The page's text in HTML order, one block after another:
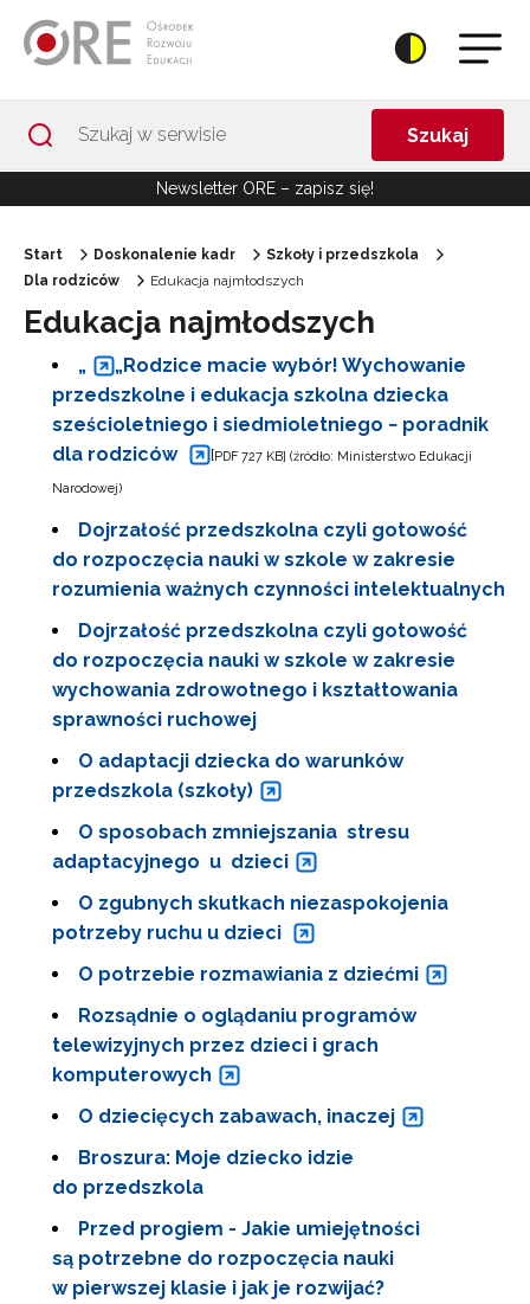
Szukaj
Newsletter ORE – zapisz się!
Start Doskonalenie kadr
Szkoły i przedszkola
Dla rodziców
Edukacja najmłodszych
Edukacja najmłodszych
„
„Rodzice macie wybór! Wychowanie
przedszkolne i edukacja szkolna dziecka
sześcioletniego i siedmioletniego − poradnik
dla rodziców
[PDF 727 KB] (źródło: Ministerstwo Edukacji
Narodowej)
Dojrzałość przedszkolna czyli gotowość
do rozpoczęcia nauki w szkole w zakresie
rozumienia ważnych czynności intelektualnych
Dojrzałość przedszkolna czyli gotowość
do rozpoczęcia nauki w szkole w zakresie
wychowania zdrowotnego i kształtowania
sprawności ruchowej
O adaptacji dziecka do warunków
przedszkola (szkoły)
O sposobach zmniejszania stresu
adaptacyjnego u dzieci
O zgubnych skutkach niezaspokojenia
potrzeby ruchu u dzieci
O potrzebie rozmawiania z dziećmi
Rozsądnie o oglądaniu programów
telewizyjnych przez dzieci i grach
komputerowych
O dziecięcych zabawach, inaczej
Broszura: Moje dziecko idzie
do przedszkola
Przed progiem - Jakie umiejętności
są potrzebne do rozpoczęcia nauki
w pierwszej klasie i jak je rozwijać?